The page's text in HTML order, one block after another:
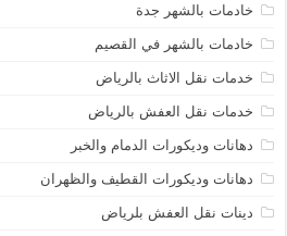
خادمات بالشهر جدة
خادمات بالشهر في القصيم
خدمات نقل الاثاث بالرياض
خدمات نقل العفش بالرياض
دهانات وديكورات الدمام والخبر
دهانات وديكورات القطيف والظهران
دينات نقل العفش بلرياض